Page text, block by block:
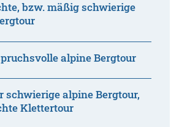
bzw. mäßig schwierige
alpine Bergtour
schwierige alpine Bergtour,
Klettertour